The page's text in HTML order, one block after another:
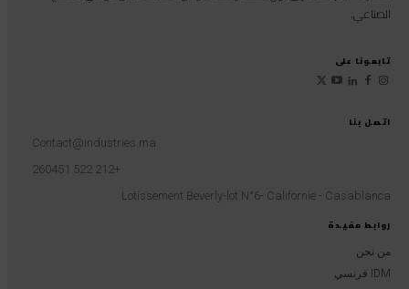
روابط مفيدة
من نحن
IDM فرنسي
اتصل بنا
Contact@industries.ma
+212 522 260451
Lotissement Beverly-lot N°6- Californie - Casablanca
الصناعي.
تابعونا على